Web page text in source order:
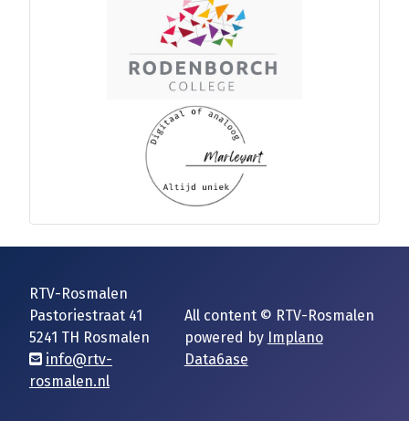
RTV-Rosmalen
Pastoriestraat 41
5241 TH Rosmalen
info@rtv-
rosmalen.nl
All content © RTV-Rosmalen
powered by Implano
Data6ase